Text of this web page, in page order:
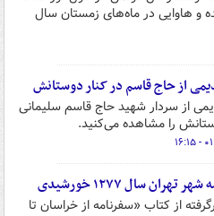
و هاوایی در ماه‌های زمستان سال
از حاج قاسم در کنار دوستانش
از سردار شهید حاج قاسم سلیمانی
را مشاهده می‌کنید.
سال ۱۲۷۷ خورشیدی
از کتاب «سفرنامه از خراسان تا